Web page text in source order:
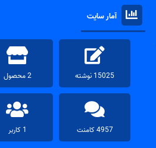
آمار سایت
15025 نوشته 2 محصول
4957 کامنت 1 کاربر